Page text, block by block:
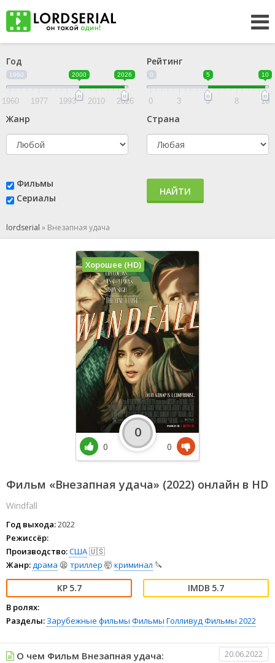
Год
1960 2000 2026
1960 1977 1993 2010 2026
Рейтинг
0 5 10
0 3 5 8 10
Жанр Страна
Фильмы
Сериалы
НАЙТИ
lordserial » Внезапная удача
Фильм «Внезапная удача» (2022) онлайн в HD
Windfall
Год выхода:2022
Режиссёр:
Производство:США🇺🇸
Жанр:драма 😫 триллер 🤯криминал 🔪
5.7 5.7
В ролях:
Разделы: Зарубежные фильмы Фильмы ГолливудФильмы 2022
Хорошее (HD)
0
0
0
О чем Фильм Внезапная удача: 20.06.2022